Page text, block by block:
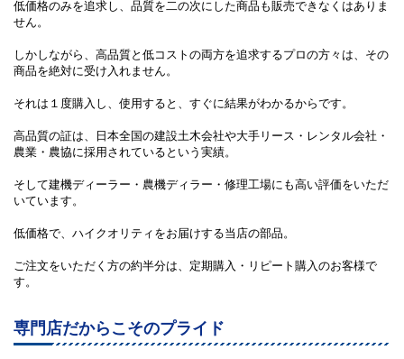
低価格のみを追求し、品質を二の次にした商品も販売できなくはありま
せん。
しかしながら、高品質と低コストの両方を追求するプロの方々は、その
商品を絶対に受け入れません。
それは１度購入し、使用すると、すぐに結果がわかるからです。
高品質の証は、日本全国の建設土木会社や大手リース・レンタル会社・
農業・農協に採用されているという実績。
そして建機ディーラー・農機ディラー・修理工場にも高い評価をいただ
いています。
低価格で、ハイクオリティをお届けする当店の部品。
ご注文をいただく方の約半分は、定期購入・リピート購入のお客様で
す。
専門店だからこそのプライド